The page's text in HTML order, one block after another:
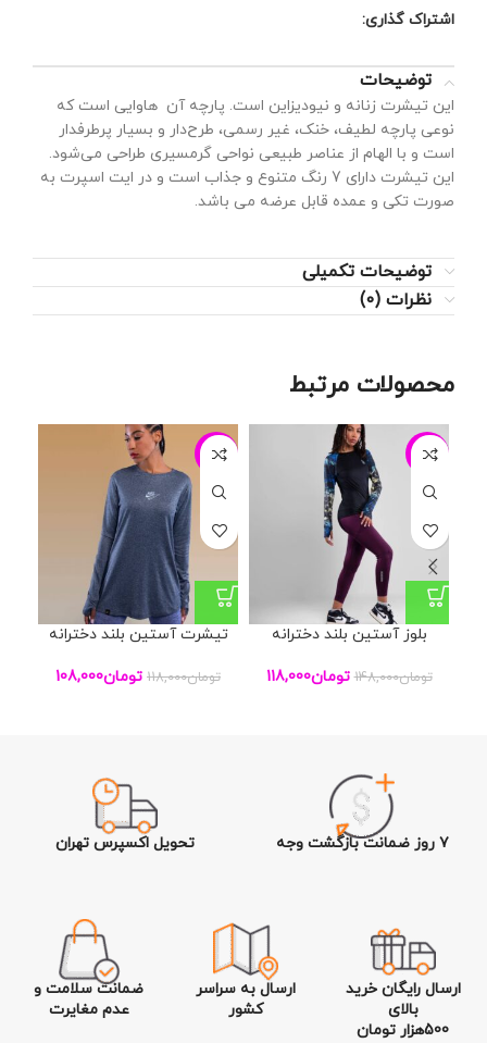
اشتراک گذاری:
توضیحات
این تیشرت زنانه و نیودیزاین است. پارچه آن هاوایی است که
نوعی پارچه لطیف، خنک، غیر رسمی، طرح‌دار و بسیار پرطرفدار
است و با الهام از عناصر طبیعی نواحی گرمسیری طراحی می‌شود.
این تیشرت دارای 7 رنگ متنوع و جذاب است و در ایت اسپرت به
صورت تکی و عمده قابل عرضه می باشد.
توضیحات تکمیلی
نظرات (0)
محصولات مرتبط
-20%
بلوز آستین بلند دخترانه
تومان148,000 تومان118,000
-8%
تیشرت آستین بلند دخترانه
تومان118,000 تومان108,000
۷ روز ضمانت بازگشت وجه تحویل اکسپرس تهران
ارسال رایگان خرید
بالای
500هزار تومان
ارسال به سراسر
کشور
ضمانت سلامت و
عدم مغایرت